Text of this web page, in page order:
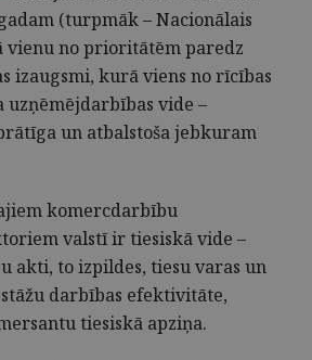
(turpmāk – Nacionālais
vienu no prioritātēm paredz
izaugsmi, kurā viens no rīcības
vide –
un atbalstoša jebkuram
komercdarbību
valstī ir tiesiskā vide –
akti, to izpildes, tiesu varas un
darbības efektivitāte,
tiesiskā apziņa.